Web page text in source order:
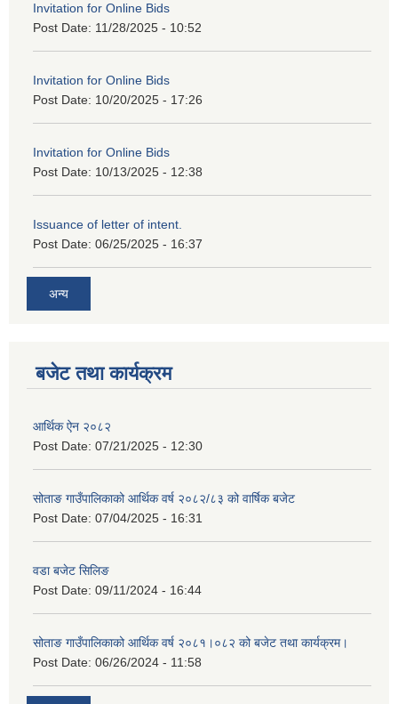
Invitation for Online Bids
Post Date: 11/28/2025 - 10:52
Invitation for Online Bids
Post Date: 10/20/2025 - 17:26
Invitation for Online Bids
Post Date: 10/13/2025 - 12:38
Issuance of letter of intent.
Post Date: 06/25/2025 - 16:37
अन्य
बजेट तथा कार्यक्रम
आर्थिक ऐन २०८२
Post Date: 07/21/2025 - 12:30
सोताङ गाउँपालिकाको आर्थिक वर्ष २०८२/८३ को वार्षिक बजेट
Post Date: 07/04/2025 - 16:31
वडा बजेट सिलिङ
Post Date: 09/11/2024 - 16:44
सोताङ गाउँपालिकाको आर्थिक वर्ष २०८१।०८२ को बजेट तथा कार्यक्रम।
Post Date: 06/26/2024 - 11:58